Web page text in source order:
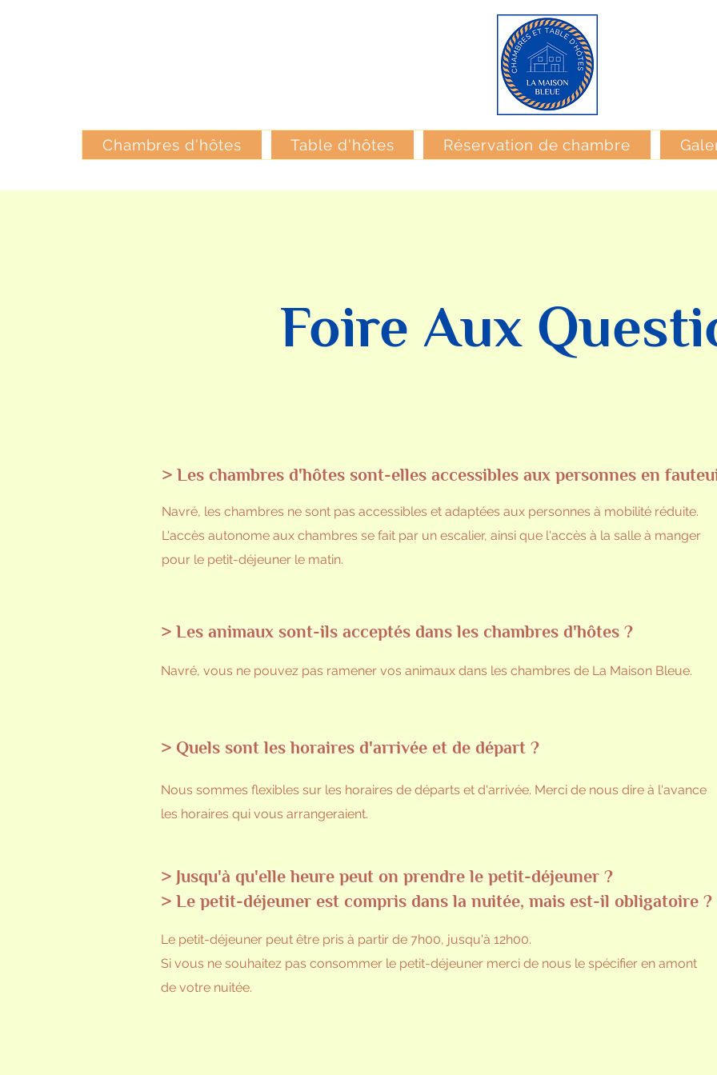
Chambres d'hôtes Table d'hôtes Réservation de chambre
Foire Aux
> Les chambres d'hôtes sont-elles accessibles aux personnes en
Navré, les chambres ne sont pas accessibles et adaptées aux personnes à mobilité réduite.
L'accès autonome aux chambres se fait par un escalier, ainsi que l'accès à la salle à manger
pour le petit-déjeuner le matin.
> Les animaux sont-ils acceptés dans les chambres d'hôtes ?
Navré, vous ne pouvez pas ramener vos animaux dans les chambres de La Maison Bleue.
> Quels sont les horaires d'arrivée et de départ ?
Nous sommes flexibles sur les horaires de départs et d'arrivée. Merci de nous dire à l'avance
les horaires qui vous arrangeraient.
> Jusqu'à qu'elle heure peut on prendre le petit-déjeuner ?
> Le petit-déjeuner est compris dans la nuitée, mais est-il obligatoire ?
Le petit-déjeuner peut être pris à partir de 7h00, jusqu'à 12h00.
Si vous ne souhaitez pas consommer le petit-déjeuner merci de nous le spécifier en amont
de votre nuitée.